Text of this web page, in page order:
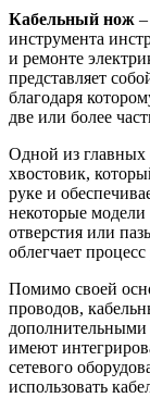
Кабельный нож
инструмента
и ремонте
представляет
благодаря
две или более
Одной из главных
хвостовик,
руке и
некоторые
отверстия или
облегчает процесс
Помимо своей
проводов,
имеют
сетевого
использовать